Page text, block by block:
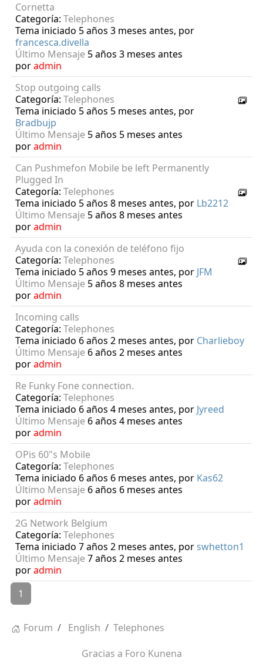
Cornetta
Categoría: Telephones
Tema iniciado 5 años 3 meses antes, por
francesca.divella
Último Mensaje 5 años 3 meses antes
poradmin
Stop outgoing calls
Categoría: Telephones
Tema iniciado 5 años 5 meses antes, por
Bradbujp
Último Mensaje 5 años 5 meses antes
poradmin
Can Pushmefon Mobile be left Permanently
Plugged In
Categoría: Telephones
Tema iniciado 5 años 8 meses antes, por Lb2212
Último Mensaje 5 años 8 meses antes
poradmin
Ayuda con la conexión de teléfono fijo
Categoría: Telephones
Tema iniciado 5 años 9 meses antes, por JFM
Último Mensaje 5 años 8 meses antes
poradmin
Incoming calls
Categoría: Telephones
Tema iniciado 6 años 2 meses antes, por Charlieboy
Último Mensaje 6 años 2 meses antes
poradmin
Re Funky Fone connection.
Categoría: Telephones
Tema iniciado 6 años 4 meses antes, por Jyreed
Último Mensaje 6 años 4 meses antes
poradmin
OPis 60"s Mobile
Categoría: Telephones
Tema iniciado 6 años 6 meses antes, por Kas62
Último Mensaje 6 años 6 meses antes
poradmin
2G Network Belgium
Categoría: Telephones
Tema iniciado 7 años 2 meses antes, porswhetton1
Último Mensaje 7 años 2 meses antes
poradmin
1
Forum English
Telephones
Gracias a Foro Kunena